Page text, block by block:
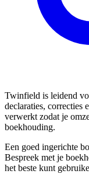
Twinfield is leidend
declaraties,
verwerkt zodat je
boekhouding.
Een goed ingerichte
Bespreek met je
het beste kunt